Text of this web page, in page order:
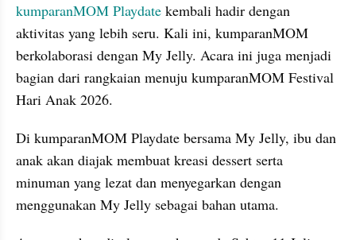
kumparanMOM Playdate kembali hadir dengan
aktivitas yang lebih seru. Kali ini, kumparanMOM
berkolaborasi dengan My Jelly. Acara ini juga menjadi
bagian dari rangkaian menuju kumparanMOM Festival
Hari Anak 2026.
Di kumparanMOM Playdate bersama My Jelly, ibu dan
anak akan diajak membuat kreasi dessert serta
minuman yang lezat dan menyegarkan dengan
menggunakan My Jelly sebagai bahan utama.